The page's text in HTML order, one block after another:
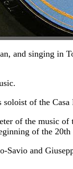
and singing in
of the
of the music
of the 20th
Savio and